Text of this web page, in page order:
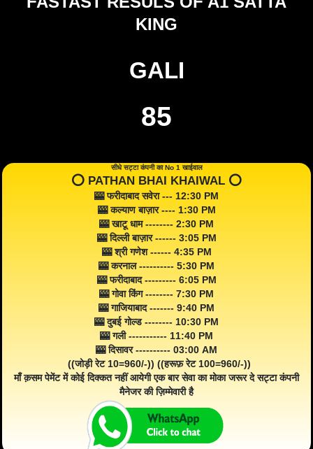
KING
GALI
85
सीधे सट्टा कंपनी का No 1 खाईवाल
⭕️ PATHAN BHAI KHAIWAL ⭕️
🎰 फरीदाबाद सवेरा --- 12:30 PM
🎰 कल्याण बाज़ार ---- 1:30 PM
🎰 खाटू धाम -------- 2:30 PM
🎰 दिल्ली बाज़ार ------ 3:05 PM
🎰 श्री गणेश ------ 4:35 PM
🎰 करनाल ---------- 5:30 PM
🎰 फरीदाबाद --------- 6:05 PM
🎰 गोवा किंग -------- 7:30 PM
🎰 गाजियाबाद ------- 9:40 PM
🎰 दुबई गोल्ड -------- 10:30 PM
🎰 गली ----------- 11:40 PM
🎰 दिसावर ---------- 03:00 AM
((जोड़ी रेट 10=960/-)) ((हरूफ़ रेट 100=960/-))
माँ क़सम पेमेंट में कोई दिक्कत नहीं आयेगी एक बार सेवा का मोका जरूर दे सट्टा कंपनी
मैनेजर की ज़िम्मेवारी है